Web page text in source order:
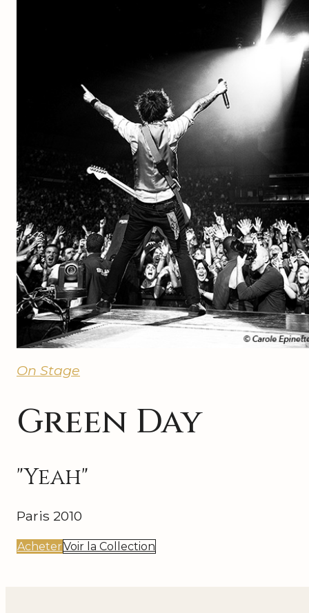
On Stage
Green Day
"Yeah"
Paris 2010
AcheterVoir la Collection